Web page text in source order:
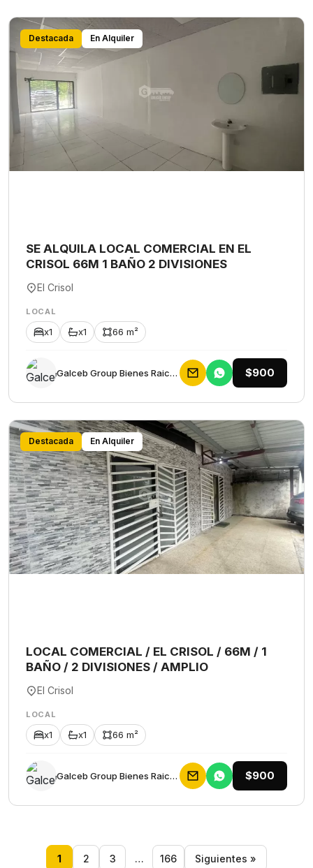
Destacada En Alquiler
SE ALQUILA LOCAL COMERCIAL EN EL
CRISOL 66M 1 BAÑO 2 DIVISIONES
El Crisol
LOCAL
x1 x1 66 m²
Galceb Group Bienes Raices $900
Destacada En Alquiler
LOCAL COMERCIAL / EL CRISOL / 66M / 1
BAÑO / 2 DIVISIONES / AMPLIO
El Crisol
LOCAL
x1 x1 66 m²
Galceb Group Bienes Raices $900
1 2 3 … 166 Siguientes »